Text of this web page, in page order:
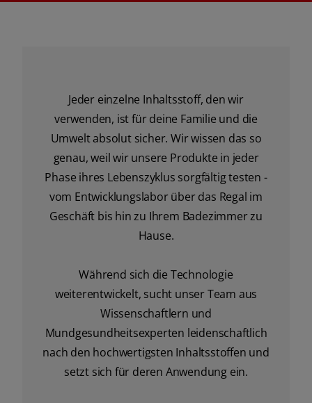
Jeder einzelne Inhaltsstoff, den wir
verwenden, ist für deine Familie und die
Umwelt absolut sicher. Wir wissen das so
genau, weil wir unsere Produkte in jeder
Phase ihres Lebenszyklus sorgfältig testen -
vom Entwicklungslabor über das Regal im
Geschäft bis hin zu Ihrem Badezimmer zu
Hause.
Während sich die Technologie
weiterentwickelt, sucht unser Team aus
Wissenschaftlern und
Mundgesundheitsexperten leidenschaftlich
nach den hochwertigsten Inhaltsstoffen und
setzt sich für deren Anwendung ein.